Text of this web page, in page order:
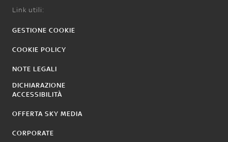
Link utili:
GESTIONE COOKIE
COOKIE POLICY
NOTE LEGALI
DICHIARAZIONE
ACCESSIBILITÀ
OFFERTA SKY MEDIA
CORPORATE